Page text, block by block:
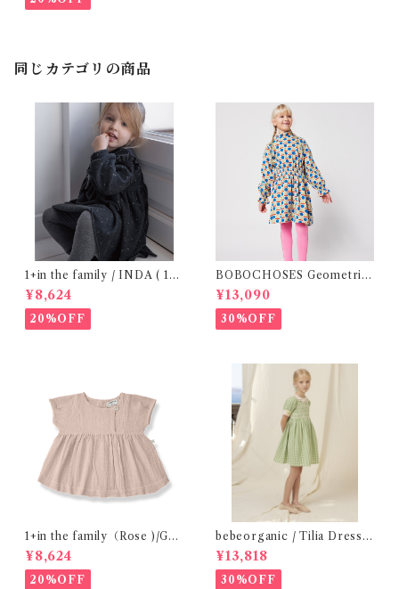
同じカテゴリの商品
1+in the family / INDA ( 12-
48m )
¥8,624
20%OFF
BOBOCHOSES Geometric
Scacs all over dress / 4-8Y
¥13,090
30%OFF
1+in the family（Rose )/GU
ALTA( 24-48m )
¥8,624
20%OFF
bebeorganic / Tilia Dress
Green Gingham (4-8y)
¥13,818
30%OFF